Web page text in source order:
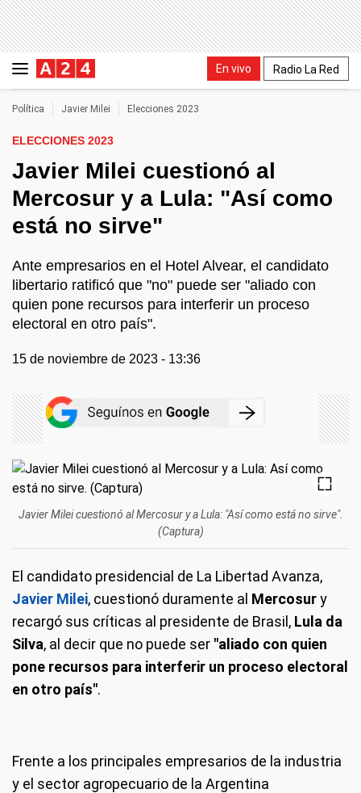
En vivo Radio La Red
Política Javier Milei Elecciones 2023
ELECCIONES 2023
Javier Milei cuestionó al
Mercosur y a Lula: "Así como
está no sirve"
Ante empresarios en el Hotel Alvear, el candidato
libertario ratificó que "no" puede ser "aliado con
quien pone recursos para interferir un proceso
electoral en otro país".
15 de noviembre de 2023 - 13:36
Javier Milei cuestionó al Mercosur y a Lula: "Así como está no sirve".
(Captura)
El candidato presidencial de La Libertad Avanza,
Javier Milei, cuestionó duramente al Mercosury
recargó sus críticas al presidente de Brasil, Lula da
Silva, al decir que no puede ser "aliado con quien
pone recursos para interferir un proceso electoral
en otro país".
Frente a los principales empresarios de la industria
y el sector agropecuario de la Argentina